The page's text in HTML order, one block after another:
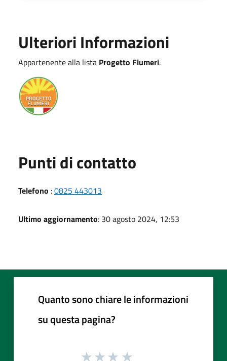
Ulteriori Informazioni
Appartenente alla lista Progetto Flumeri.
Punti di contatto
Telefono :0825 443013
Ultimo aggiornamento: 30 agosto 2024, 12:53
Quanto sono chiare le informazioni
su questa pagina?